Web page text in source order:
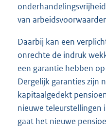
van
Daarbij kan een
onrechte de indruk
een garantie hebben
Dergelijk garanties zijn
kapitaalgedekt
nieuwe teleurstellingen
gaat het nieuwe